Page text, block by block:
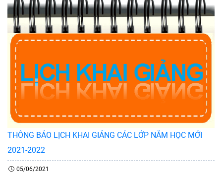
THÔNG BÁO LỊCH KHAI GIẢNG CÁC LỚP NĂM HỌC MỚI
2021-2022
05/06/2021